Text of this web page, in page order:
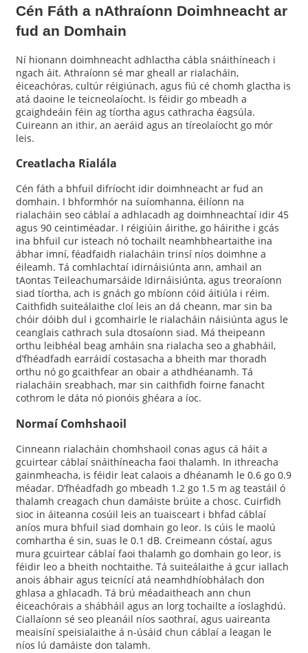
Cén Fáth a nAthraíonn Doimhneacht ar
fud an Domhain
Ní hionann doimhneacht adhlactha cábla snáithíneach i
ngach áit. Athraíonn sé mar gheall ar rialacháin,
éiceachóras, cultúr réigiúnach, agus fiú cé chomh glactha is
atá daoine le teicneolaíocht. Is féidir go mbeadh a
gcaighdeáin féin ag tíortha agus cathracha éagsúla.
Cuireann an ithir, an aeráid agus an tíreolaíocht go mór
leis.
Creatlacha Rialála
Cén fáth a bhfuil difríocht idir doimhneacht ar fud an
domhain. I bhformhór na suíomhanna, éilíonn na
rialacháin seo cáblaí a adhlacadh ag doimhneachtaí idir 45
agus 90 ceintiméadar. I réigiúin áirithe, go háirithe i gcás
ina bhfuil cur isteach nó tochailt neamhbheartaithe ina
ábhar imní, féadfaidh rialacháin trinsí níos doimhne a
éileamh. Tá comhlachtaí idirnáisiúnta ann, amhail an
tAontas Teileachumarsáide Idirnáisiúnta, agus treoraíonn
siad tíortha, ach is gnách go mbíonn cóid áitiúla i réim.
Caithfidh suiteálaithe cloí leis an dá cheann, mar sin ba
chóir dóibh dul i gcomhairle le rialacháin náisiúnta agus le
ceanglais cathrach sula dtosaíonn siad. Má theipeann
orthu leibhéal beag amháin sna rialacha seo a ghabháil,
d’fhéadfadh earráidí costasacha a bheith mar thoradh
orthu nó go gcaithfear an obair a athdhéanamh. Tá
rialacháin sreabhach, mar sin caithfidh foirne fanacht
cothrom le dáta nó pionóis ghéara a íoc.
Normaí Comhshaoil
Cinneann rialacháin chomhshaoil ​​conas agus cá háit a
gcuirtear cáblaí snáithíneacha faoi thalamh. In ithreacha
gainmheacha, is féidir leat calaois a dhéanamh le 0.6 go 0.9
méadar. D’fhéadfadh go mbeadh 1.2 go 1.5 m ag teastáil ó
thalamh creagach chun damáiste brúite a chosc. Cuirfidh
sioc in áiteanna cosúil leis an tuaisceart i bhfad cáblaí
aníos mura bhfuil siad domhain go leor. Is cúis le maolú
comhartha é sin, suas le 0.1 dB. Creimeann cóstaí, agus
mura gcuirtear cáblaí faoi thalamh go domhain go leor, is
féidir leo a bheith nochtaithe. Tá suiteálaithe á gcur iallach
anois ábhair agus teicnící atá neamhdhíobhálach don
ghlasa a ghlacadh. Tá brú méadaitheach ann chun
éiceachórais a shábháil agus an lorg tochailte a íoslaghdú.
Ciallaíonn sé seo pleanáil níos saothraí, agus uaireanta
meaisíní speisialaithe á n-úsáid chun cáblaí a leagan le
níos lú damáiste don talamh.